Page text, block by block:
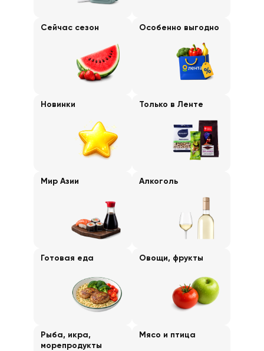
Сейчас сезон Особенно выгодно
Новинки Только в Ленте
Мир Азии Алкоголь
Готовая еда Овощи, фрукты
Рыба, икра,
морепродукты
Мясо и птица